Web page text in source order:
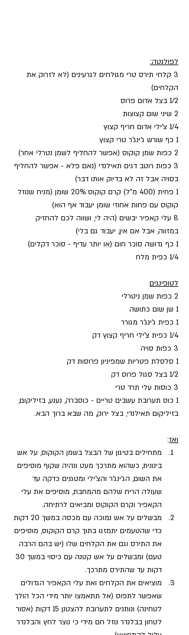
לפולנטה:
3 קלחי תירס טרי מגולחים לגרעינים (לא לזרוק את
הקלחים)
1/2 בצל אדום פרוס
2 שיני שום קצוצות
1/4 צ'ילי אדום חריף קצוץ
1 כף שורש ג'ינג'ר טרי קצוץ
2 כפות שמן קוקוס (אפשר להחליף לשמן נטרלי אחר)
3 כפות רוטב דגים תאילנדי (נאם פלא - אפשר להחליף
בסויה אבל זה לא בדיוק אותו דבר)
1 פחית (400 מ"ל) קרם קוקוס 20% שומן (מניח שנוזל
קוקוס עם פחות אחוזי שומן יעבוד אף הוא)
8 עלי קאפיר יבשים (היה לי, ושווה לכם להחזיק
במזווה, אבל אם אין, יעבוד גם בלי)
1 כף גדושה סוכר חום (או יותר עדיף - סוכר דקלים)
1/4 כפית מלח
לטופינגים
2 כפות שמן ניטרלי
1 שן שום כתושה
1 כפית ג'ינג'ר מגורר
1/4 כפית צ'ילי חריף קצוץ דק
3 כפות סויה
1 סלסלת פטריות שמפיניון פרוסות דק
1/2 בצל סגול פרוס דק
3 כוסות עלי תרד טרי
1 כוס תערובת עשבים טריים - כוסברה, נענע, בזיליקום,
בזיליקום תאילנדי, בצל ירוק, מה שבא ברוך הבא.
ואז:
מתחילים בטיגון של הבצל בשמן הקוקוס, על אש
בינונית, כשהוא מתרכך מעט ונהיה שקוף מוסיפים
את השום, הג'ינג'ר והצ'ילי ומטגנים כדקה עד
שעולה הריח שלהם מהמחבת, מוסיפים את עלי
הקאפיר וקרם הקוקוס ומביאים לרתיחה.
מבשלים על אש נמוכה עם מכסה במשך 20 דקות
כדי שהטעמים יתמזגו בתוך קרם הקוקוס, מוסיפים
את התירס וגם את הקלחים שלו (יש בהם הרבה
דקות עד שהתירס מתרכך.
מוציאים את הקלחים ואת עלי הקאפיר הגדולים
שאפשר לתפוס (אל תתאמצו יותר מידי הכל הולך
לטחינה) ונותנים לתערובת להצטנן 15 דקות (אסור
לטחון בבלנדר נוזל חם מידי כי נוצר לחץ והבלנדר